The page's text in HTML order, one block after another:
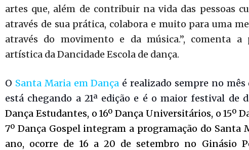
artes que, além de contribuir na vida das pessoas
através de sua prática, colabora e muito para uma
através do movimento e da música.”, comenta a
artística da Dancidade Escola de dança.
O Santa Maria em Dança é realizado sempre no mês
está chegando a 21ª edição e é o maior festival de
Dança Estudantes, o 16º Dança Universitários, o 15º
7º Dança Gospel integram a programação do Santa
ano, ocorre de 16 a 20 de setembro no Ginásio